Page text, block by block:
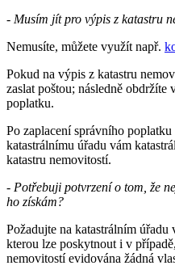
- Musím jít pro výpis z katastru
Nemusíte, můžete využít např.
Pokud na výpis z katastru
zaslat poštou; následně
poplatku.
Po zaplacení správního
katastrálnímu úřadu vám
katastru nemovitostí.
- Potřebuji potvrzení o tom, že
ho získám?
Požadujte na katastrálním
kterou lze poskytnout i v
nemovitostí evidována žádná